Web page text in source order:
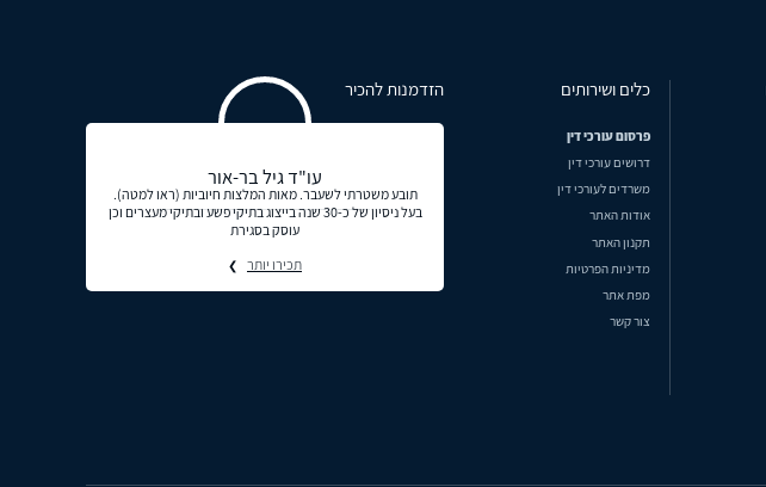
כלים ושירותים
פרסום עורכי דין
דרושים עורכי דין
משרדים לעורכי דין
אודות האתר
תקנון האתר
מדיניות הפרטיות
מפת אתר
צור קשר
הזדמנות להכיר
עו"ד גיל בר-אור
תובע משטרתי לשעבר. מאות המלצות חיוביות (ראו למטה).
בעל ניסיון של כ-30 שנה בייצוג בתיקי פשע ובתיקי מעצרים וכן
עוסק בסגירת
תכירו יותר